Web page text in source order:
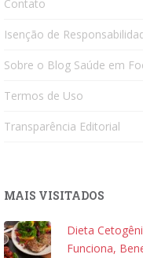
Contato
Isenção de
Sobre o Blog Saúde em
Termos de Uso
Transparência Editorial
MAIS VISITADOS
Dieta
Funciona,